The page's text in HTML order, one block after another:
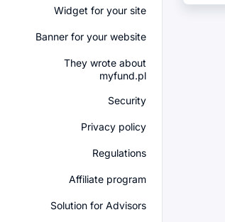
Widget for your site
Banner for your website
They wrote about
myfund.pl
Security
Privacy policy
Regulations
Affiliate program
Solution for Advisors